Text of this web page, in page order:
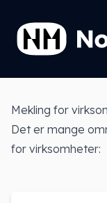
Mekling for
Det er mange
for virksomheter: